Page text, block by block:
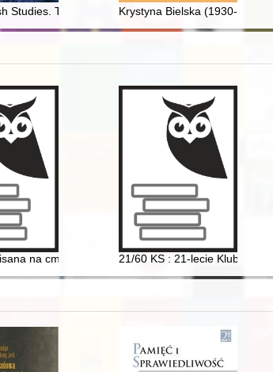
XX wieku
diabolizacja Napoleona I w społeczeństwie polskim
Studies. T. 2 (2021) Krystyna Bielska (1930-2021)
potomkowie : opracowanie z okazji 100-lecia
na cmentarnych kamieniach : cmentarz
21/60 KS : 21-lecie Klubu